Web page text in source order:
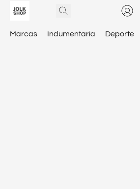
Marcas Indumentaria Deporte